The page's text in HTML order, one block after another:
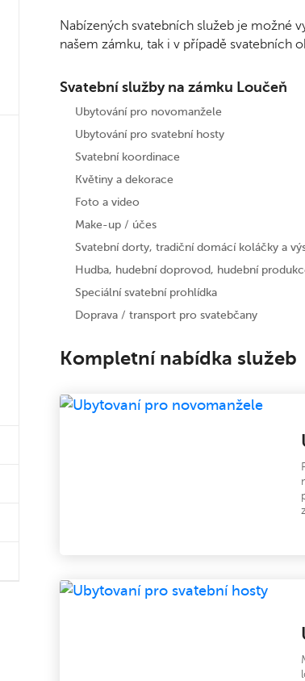
Nabízených svatebních služeb je možné
našem zámku, tak i v případě svatebních
Svatební služby na zámku Loučeň
Ubytování pro novomanžele
Ubytování pro svatební hosty
Svatební koordinace
Květiny a dekorace
Foto a video
Make-up / účes
Svatební dorty, tradiční domácí koláčky a
Hudba, hudební doprovod, hudební
Speciální svatební prohlídka
Doprava / transport pro svatebčany
Kompletní nabídka služeb